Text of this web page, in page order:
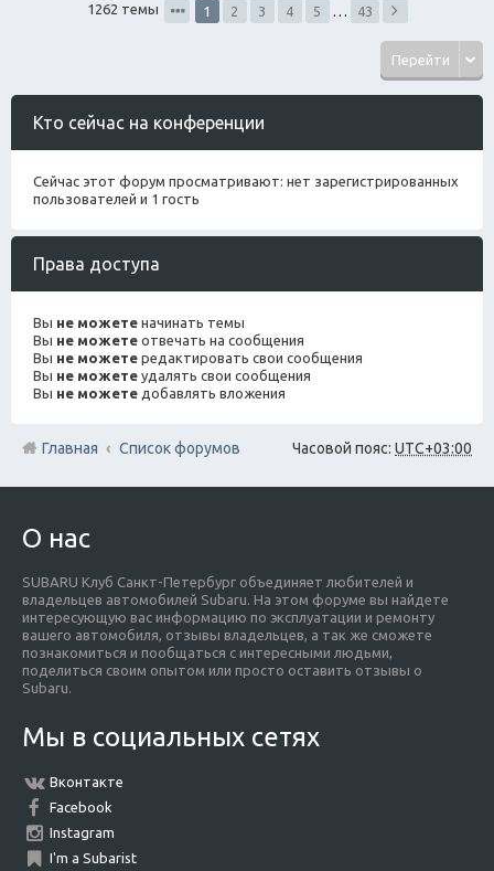
1262 темы 1 2 3 4 5 43
Перейти
Кто сейчас на конференции
Сейчас этот форум просматривают: нет зарегистрированных
пользователей и 1 гость
Права доступа
Вы не можете начинать темы
Вы не можете отвечать на сообщения
Вы не можете редактировать свои сообщения
Вы не можете удалять свои сообщения
Вы не можете добавлять вложения
Часовой пояс: UTC+03:00
Главная Список форумов
О нас
SUBARU Клуб Санкт-Петербург объединяет любителей и
владельцев автомобилей Subaru. На этом форуме вы найдете
интересующую вас информацию по эксплуатации и ремонту
вашего автомобиля, отзывы владельцев, а так же сможете
познакомиться и пообщаться с интересными людьми,
поделиться своим опытом или просто оставить отзывы о
Subaru.
Мы в социальных сетях
Вконтакте
Facebook
Instagram
I'm a Subarist